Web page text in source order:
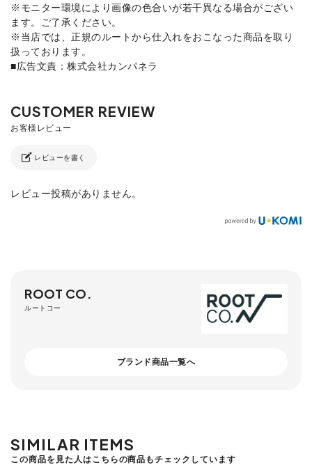
※モニター環境により画像の色合いが若干異なる場合がござい
ます。ご了承ください。
※当店では、正規のルートから仕入れをおこなった商品を取り
扱っております。
■広告文責：株式会社カンパネラ
レビューを書く
レビュー投稿がありません。
ROOT CO.
ルートコー
ブランド商品一覧へ
SIMILAR ITEMS
この商品を見た人はこちらの商品もチェックしています